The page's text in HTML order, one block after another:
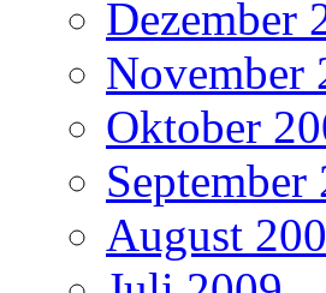
Dezember
November
Oktober
September
August